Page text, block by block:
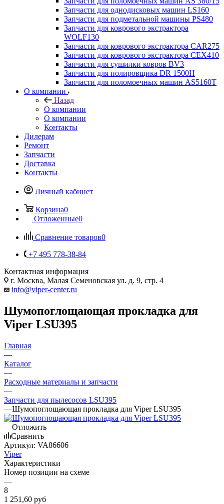
Запчасти для однодисковых машин LS160
Запчасти для подметальной машины PS480
Запчасти для коврового экстрактора
WOLF130
Запчасти для коврового экстрактора CAR275
Запчасти для коврового экстрактора CEX410
Запчасти для сушилки ковров BV3
Запчасти для полировщика DR 1500H
Запчасти для поломоечных машин AS5160T
О компании
Назад
О компании
О компании
Контакты
Дилерам
Ремонт
Запчасти
Доставка
Контакты
Личный кабинет
Корзина0
Отложенные0
Сравнение товаров0
+7 495 778-38-84
Контактная информация
г. Москва, Малая Семеновская ул. д. 9, стр. 4
info@viper-center.ru
Шумопоглощающая прокладка для
Viper LSU395
Главная
—
Каталог
—
Расходные материалы и запчасти
—
Запчасти для пылесосов LSU395
—Шумопоглощающая прокладка для Viper LSU395
Отложить
Сравнить
Артикул: VA86606
Viper
Характеристики
Номер позиции на схеме
—
8
1 251,60 руб